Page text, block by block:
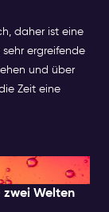
daher ist eine
ergreifende
und über
Zeit eine
Kultur
zwei Welten